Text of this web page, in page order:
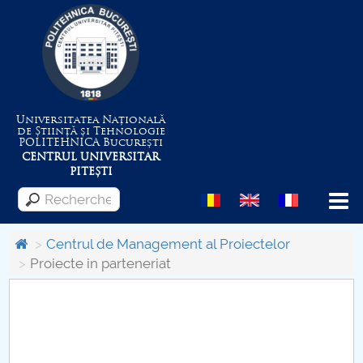
Universitatea Națională
de Știință și Tehnologie
POLITEHNICABucurești
CENTRUL UNIVERSITAR
PITEȘTI
Menu
Despre Universitate
Centrul de Management al Proiectelor
Proiecte in parteneriat